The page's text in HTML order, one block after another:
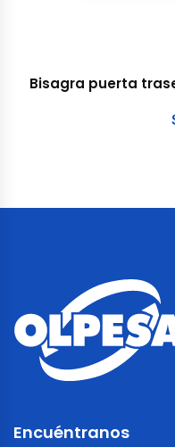
Bisagra puerta
Encuéntranos